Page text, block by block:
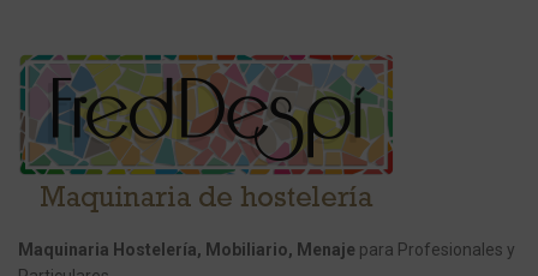
Maquinaria Hostelería, Mobiliario, Menaje para Profesionales y